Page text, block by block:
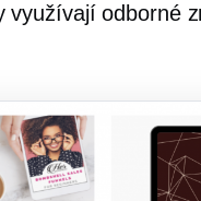
využívají odborné